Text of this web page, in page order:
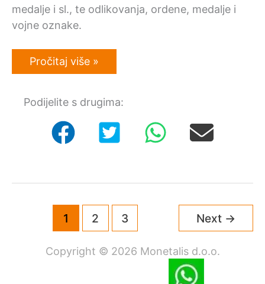
medalje i sl., te odlikovanja, ordene, medalje i
vojne oznake.
Otkup
starog
odlikovanja
Zagrebu
Pročitaj više »
Podijelite s drugima:
1 2 3 Next →
Copyright © 2026 Monetalis d.o.o.